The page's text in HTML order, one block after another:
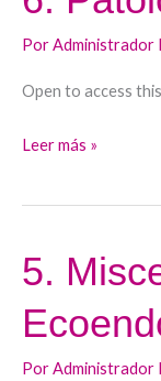
PorAdministrador
Open to access
Patología
Mediastínica
Leer más »
5.
PorAdministrador
5.
Miscelánea
Ecoendoscopia